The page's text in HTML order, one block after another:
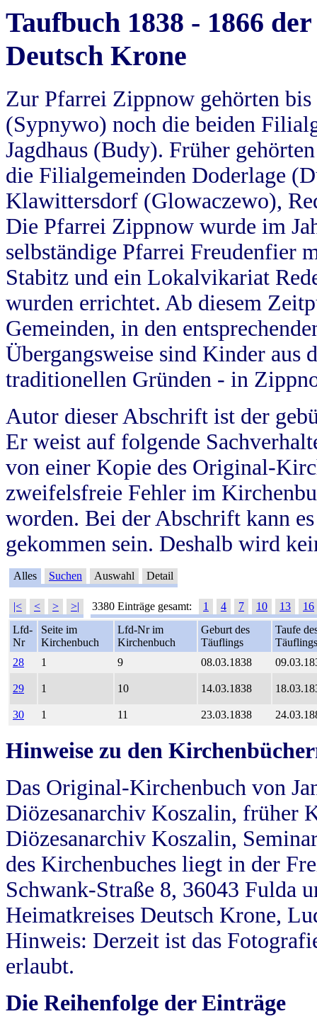
Taufbuch 1838 - 1866
Deutsch Krone
Zur Pfarrei Zippnow gehörten
(Sypnywo) noch die beiden
Jagdhaus (Budy). Früher
die Filialgemeinden Doderlage
Klawittersdorf (Glowaczewo),
Die Pfarrei Zippnow wurde im
selbständige Pfarrei Freudenfier
Stabitz und ein Lokalvikariat
wurden errichtet. Ab diesem
Gemeinden, in den
Übergangsweise sind Kinder aus
traditionellen Gründen - in
Autor dieser Abschrift ist der
Er weist auf folgende
von einer Kopie des Original-
zweifelsfreie Fehler im
worden. Bei der Abschrift kann
gekommen sein. Deshalb wird
Alles Suchen Auswahl Detail
|< < > >| 3380 Einträge gesamt: 1 4 7 10 13
16
Lfd-
Nr
Seite im
Kirchenbuch
Lfd-Nr im
Kirchenbuch
Geburt des
Täuflings
Taufe
Täuflings
28
1 9 08.03.1838
29 1 10 14.03.1838
30 1 11 23.03.1838
Hinweise zu den
Das Original-Kirchenbuch von
Diözesanarchiv Koszalin, früher
Diözesanarchiv Koszalin,
des Kirchenbuches liegt in der
Schwank-Straße 8, 36043 Fulda
Heimatkreises Deutsch Krone,
Hinweis: Derzeit ist das
erlaubt.
Die Reihenfolge der Einträge